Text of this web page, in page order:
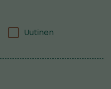
Uutinen